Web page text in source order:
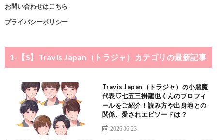
お問い合わせはこちら
プライバシーポリシー
1-【S】Travis Japan（トラジャ） カテゴリの最新記事
Travis Japan（トラジャ）の小悪魔
代表♡七五三掛龍也くんのプロフィ
ールをご紹介！読み方や出身地との
関係、愛されエピソードは？
2026.06.23